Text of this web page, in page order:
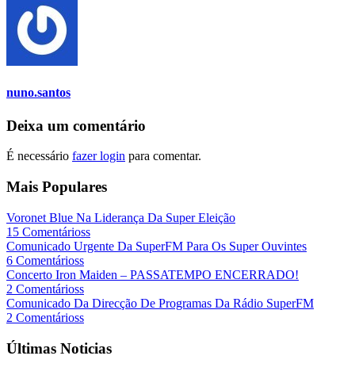
nuno.santos
Deixa um comentário
É necessário fazer login para comentar.
Mais Populares
Voronet Blue Na Liderança Da Super Eleição
15 Comentárioss
Comunicado Urgente Da SuperFM Para Os Super Ouvintes
6 Comentárioss
Concerto Iron Maiden – PASSATEMPO ENCERRADO!
2 Comentárioss
Comunicado Da Direcção De Programas Da Rádio SuperFM
2 Comentárioss
Últimas Noticias